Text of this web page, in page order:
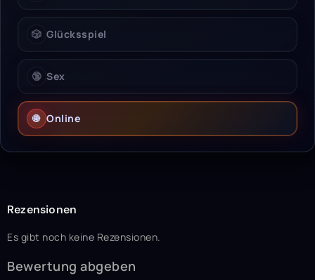
🎲 Glücksspiel
🔞 Sex
🌐 Online
Rezensionen
Es gibt noch keine Rezensionen.
Bewertung abgeben